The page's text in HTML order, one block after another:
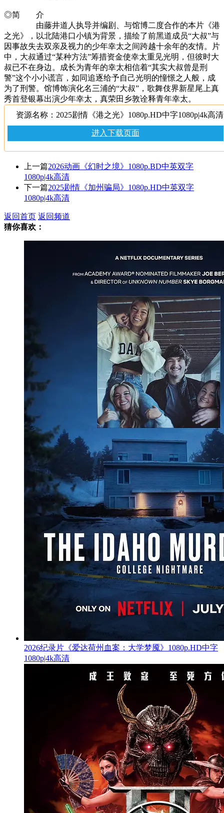
◎简 介
由藤井道人执导并编剧、与馆博二度合作的本片《港
之光》，以北陆港口小镇为背景，描绘了前黑道成员“大叔”与
因事故失去双亲及视力的少年幸太之间跨越十余年的友情。片
中，大叔通过“某种方法”筹措资金使幸太重见光明，但彼时大
叔已不在身边。成长为青年的幸太相信着“其实大叔曾是刑
警”这个小小谎言，如同追逐给予自己光明的憧憬之人般，成
为了刑警。馆博饰演化名三浦的“大叔”，歌舞伎界新星尾上真
秀首登银幕出演少年幸太，真荣田乡敦诠释青年幸太。
资源名称：2025剧情《港之光》1080p.HD中字1080p|4k高清
进入下载页面
上一篇2026动画《幻时之境》1080p.BD中英双字
1080p|4k高清
下一篇2025剧情《加州骗局》1080p.HD中英双字
1080p|4k高清
返回首页 返回频道
猜你喜欢：
2026纪录片《爱达荷州血案：大学梦魇》1080p.HD中字
1080p|4k高清